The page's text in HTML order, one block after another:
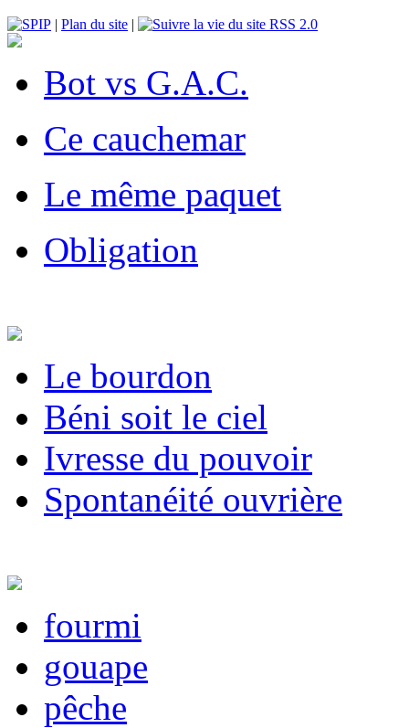
| Plan du site | RSS 2.0
Bot vs G.A.C.
Ce cauchemar
Le même paquet
Obligation
Le bourdon
Béni soit le ciel
Ivresse du pouvoir
Spontanéité ou­vrière
fourmi
gouape
pêche